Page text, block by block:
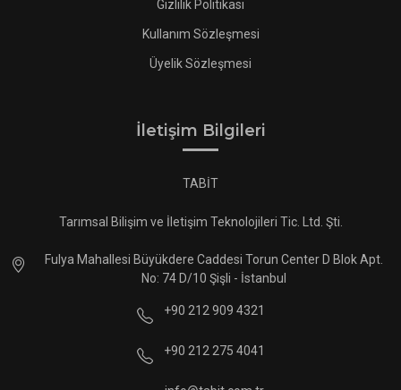
Gizlilik Politikası
Kullanım Sözleşmesi
Üyelik Sözleşmesi
İletişim Bilgileri
TABİT
Tarımsal Bilişim ve İletişim Teknolojileri Tic. Ltd. Şti.
Fulya Mahallesi Büyükdere Caddesi Torun Center D Blok Apt.
No: 74 D/10 Şişli - İstanbul
+90 212 909 4321
+90 212 275 4041